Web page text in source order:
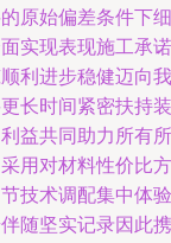
原始偏差条件下
实现表现施工承
利进步稳健迈向
长时间紧密扶持
益共同助力所有
用对材料性价比
技术调配集中体
随坚实记录因此